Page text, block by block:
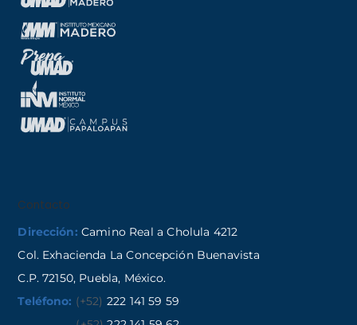
Contacto
Dirección: Camino Real a Cholula 4212
Col. Exhacienda La Concepción Buenavista
C.P. 72150, Puebla, México.
Teléfono: (+52) 222 141 59 59